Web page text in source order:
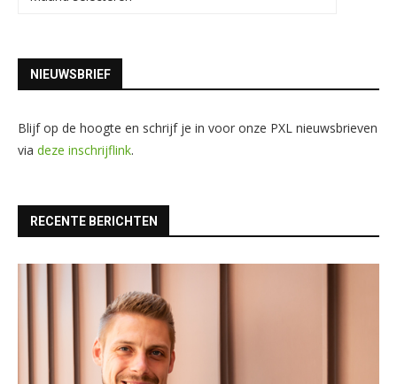
NIEUWSBRIEF
Blijf op de hoogte en schrijf je in voor onze PXL nieuwsbrieven
via deze inschrijflink.
RECENTE BERICHTEN